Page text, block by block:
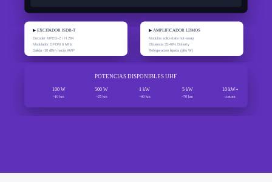
▶ EXCITADOR ISDB-T
Encoder MPEG-2 / H.264
Modulador OFDM 6 MHz
Salida -10 dBm hacia AMP
▶ AMPLIFICADOR LDMOS
Modulos solid-state hot-swap
Eficiencia 35-40% Doherty
Refrigeracion liquida (alto W)
POTENCIAS DISPONIBLES UHF
100 W
~10 km
500 W
~25 km
1 kW
~40 km
5 kW
~70 km
10 kW+
custom